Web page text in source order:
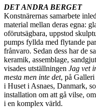
DET ANDRA BERGET
Konstnärernas samarbete
material mellan deras egna:
oförutsägbara, uppstod
pumps fyllda med flytande
frånvaro. Sedan dess har de
keramik, assemblage,
visades utställningen Jag vet
mesta men inte det, på Galleri
i Huset i Asnaes, Danmark,
installation om att gå vilse,
i en komplex värld.